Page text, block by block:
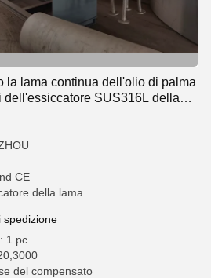
la lama continua dell'olio di palma
SUS316L della
CE
della lama
spedizione
1 pc
del compensato